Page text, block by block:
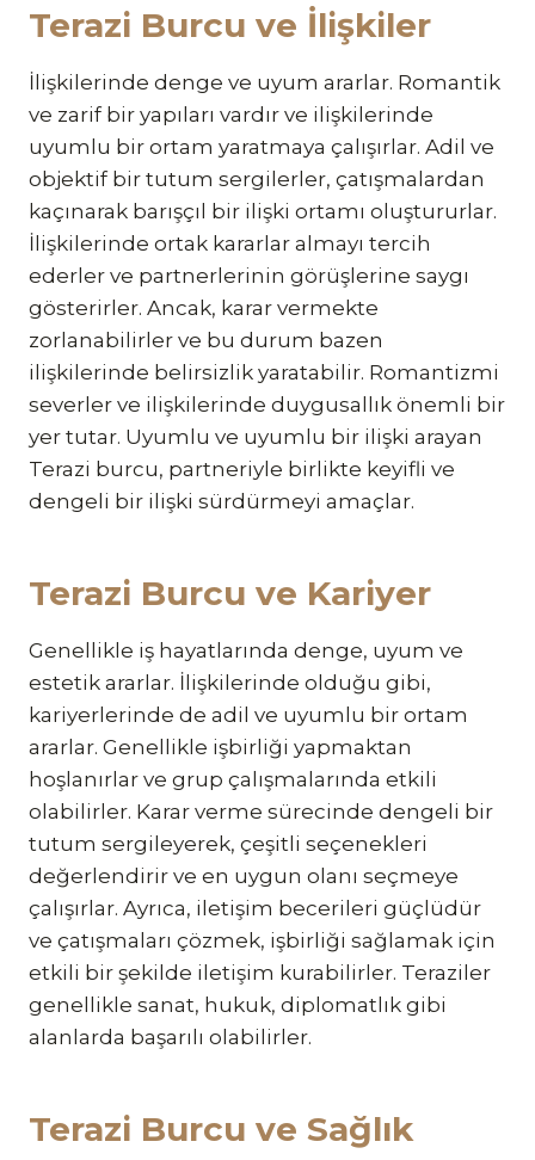
Terazi Burcu ve İlişkiler
İlişkilerinde denge ve uyum ararlar. Romantik
ve zarif bir yapıları vardır ve ilişkilerinde
uyumlu bir ortam yaratmaya çalışırlar. Adil ve
objektif bir tutum sergilerler, çatışmalardan
kaçınarak barışçıl bir ilişki ortamı oluştururlar.
İlişkilerinde ortak kararlar almayı tercih
ederler ve partnerlerinin görüşlerine saygı
gösterirler. Ancak, karar vermekte
zorlanabilirler ve bu durum bazen
ilişkilerinde belirsizlik yaratabilir. Romantizmi
severler ve ilişkilerinde duygusallık önemli bir
yer tutar. Uyumlu ve uyumlu bir ilişki arayan
Terazi burcu, partneriyle birlikte keyifli ve
dengeli bir ilişki sürdürmeyi amaçlar.
Terazi Burcu ve Kariyer
Genellikle iş hayatlarında denge, uyum ve
estetik ararlar. İlişkilerinde olduğu gibi,
kariyerlerinde de adil ve uyumlu bir ortam
ararlar. Genellikle işbirliği yapmaktan
hoşlanırlar ve grup çalışmalarında etkili
olabilirler. Karar verme sürecinde dengeli bir
tutum sergileyerek, çeşitli seçenekleri
değerlendirir ve en uygun olanı seçmeye
çalışırlar. Ayrıca, iletişim becerileri güçlüdür
ve çatışmaları çözmek, işbirliği sağlamak için
etkili bir şekilde iletişim kurabilirler. Teraziler
genellikle sanat, hukuk, diplomatlık gibi
alanlarda başarılı olabilirler.
Terazi Burcu ve Sağlık